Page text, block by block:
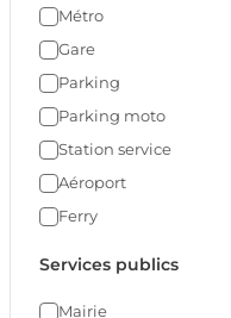
Métro
Gare
Parking
Parking moto
Station service
Aéroport
Ferry
Services publics
Mairie